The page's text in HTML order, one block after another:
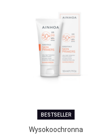
BESTSELLER
Wysokoochronna